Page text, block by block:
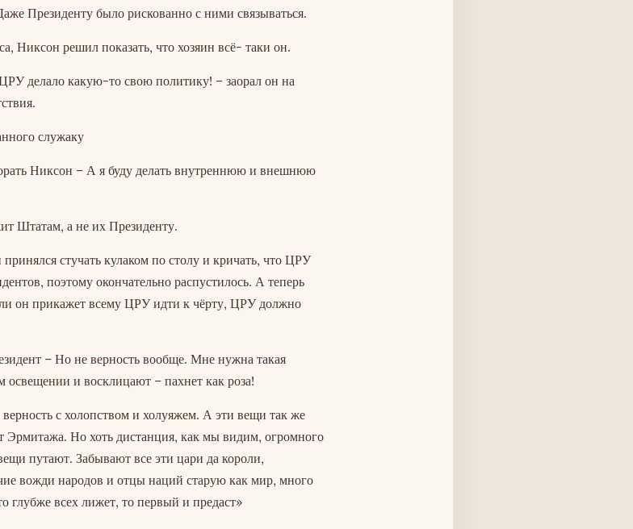
Президенту было рискованно с ними связываться.
Никсон решил показать, что хозяин всё- таки он.
делало какую-то свою политику! – заорал он на
служаку
Никсон – А я буду делать внутреннюю и внешнюю
Штатам, а не их Президенту.
стучать кулаком по столу и кричать, что ЦРУ
поэтому окончательно распустилось. А теперь
он прикажет всему ЦРУ идти к чёрту, ЦРУ должно
– Но не верность вообще. Мне нужна такая
освещении и восклицают – пахнет как роза!
с холопством и холуяжем. А эти вещи так же
Эрмитажа. Но хоть дистанция, как мы видим, огромного
путают. Забывают все эти цари да короли,
вожди народов и отцы наций старую как мир, много
глубже всех лижет, то первый и предаст»